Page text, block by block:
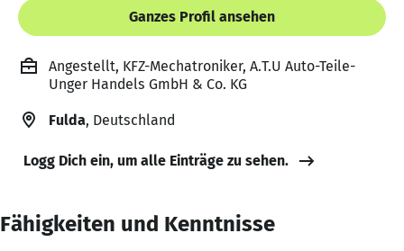
Ganzes Profil ansehen
Angestellt, KFZ-Mechatroniker, A.T.U Auto-Teile-
Unger Handels GmbH & Co. KG
Fulda, Deutschland
Logg Dich ein, um alle Einträge zu sehen.
Fähigkeiten und Kenntnisse